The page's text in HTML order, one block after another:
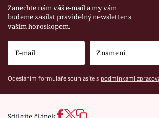
Zanechte nám váš e-mail a my vám
budeme zasílat pravidelný newsletter s
vaším horoskopem.
Odesláním formuláře souhlasíte s podmínkami